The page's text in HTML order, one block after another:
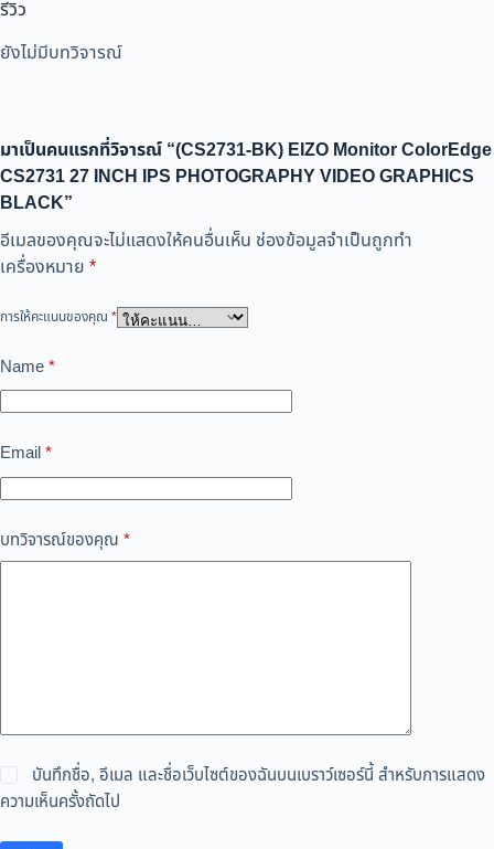
รีวิว
ยังไม่มีบทวิจารณ์
มาเป็นคนแรกที่วิจารณ์ “(CS2731-BK) EIZO Monitor ColorEdge
CS2731 27 INCH IPS PHOTOGRAPHY VIDEO GRAPHICS
BLACK”
อีเมลของคุณจะไม่แสดงให้คนอื่นเห็น ช่องข้อมูลจำเป็นถูกทำ
เครื่องหมาย *
การให้คะแนนของคุณ *
Name*
Email*
บทวิจารณ์ของคุณ *
บันทึกชื่อ, อีเมล และชื่อเว็บไซต์ของฉันบนเบราว์เซอร์นี้ สำหรับการแสดง
ความเห็นครั้งถัดไป